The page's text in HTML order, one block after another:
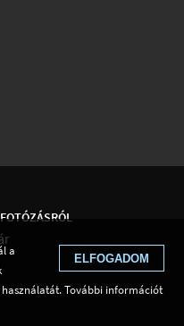
ELFOGADOM
a
További információt